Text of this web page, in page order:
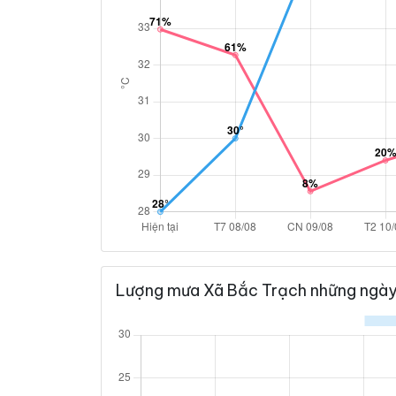
Lượng mưa Xã Bắc Trạch những